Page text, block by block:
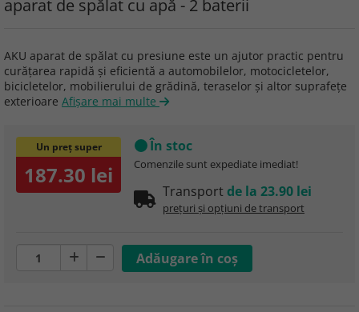
aparat de spălat cu apă - 2 baterii
AKU aparat de spălat cu presiune este un ajutor practic pentru
curățarea rapidă și eficientă a automobilelor, motocicletelor,
bicicletelor, mobilierului de grădină, teraselor și altor suprafețe
exterioare Afişare mai multe
Un preț super
187.30 lei
În stoc
Comenzile sunt expediate imediat!
Transport de la 23.90 lei
prețuri și opțiuni de transport